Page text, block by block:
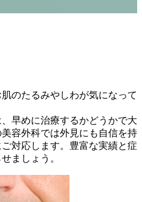
のたるみやしわが気になって
早めに治療するかどうかで大
容外科では外見にも自信を持
対応します。豊富な実績と症
ましょう。